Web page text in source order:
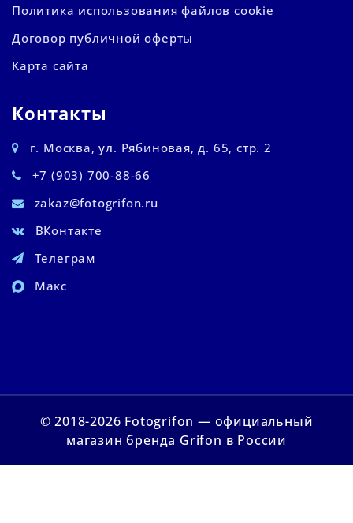
Политика использования файлов cookie
Договор публичной оферты
Карта сайта
Контакты
г. Москва, ул. Рябиновая, д. 65, стр. 2
+7 (903) 700-88-66
zakaz@fotogrifon.ru
ВКонтакте
Телеграм
Макс
© 2018-2026 Fotogrifon — официальный
магазин бренда Grifon в России